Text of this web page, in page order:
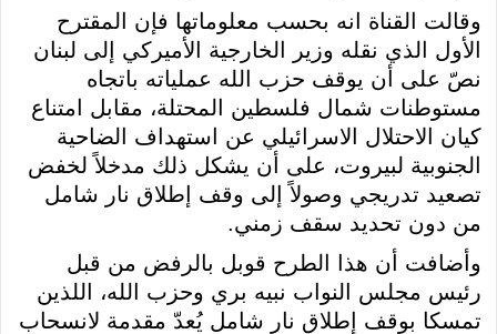
وقالت القناة انه بحسب معلوماتها فإن المقترح
الأول الذي نقله وزير الخارجية الأميركي إلى لبنان
نصّ على أن يوقف حزب الله عملياته باتجاه
مستوطنات شمال فلسطين المحتلة، مقابل امتناع
كيان الاحتلال الاسرائيلي عن استهداف الضاحية
الجنوبية لبيروت، على أن يشكل ذلك مدخلاً لخفض
تصعيد تدريجي وصولاً إلى وقف إطلاق نار شامل
من دون تحديد سقف زمني.
وأضافت أن هذا الطرح قوبل بالرفض من قبل
رئيس مجلس النواب نبيه بري وحزب الله، اللذين
تمسكا بوقف إطلاق نار شامل يُعدّ مقدمة لانسحاب